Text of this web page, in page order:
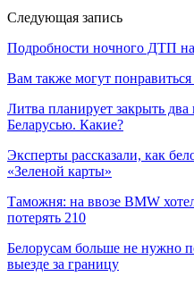
Следующая запись
Подробности ночного ДТП
Вам также могут понравиться
Литва планирует закрыть
Беларусью. Какие?
Эксперты рассказали, как
«Зеленой карты»
Таможня: на ввозе BMW
потерять 210
Белорусам больше не нужно
выезде за границу